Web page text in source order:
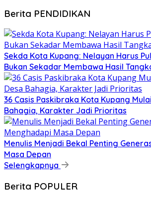
Berita PENDIDIKAN
Sekda Kota Kupang: Nelayan Harus
Bukan Sekadar Membawa Hasil
36 Casis Paskibraka Kota Kupang
Bahagia, Karakter Jadi Prioritas
Menulis Menjadi Bekal Penting
Masa Depan
Selengkapnya
Berita POPULER